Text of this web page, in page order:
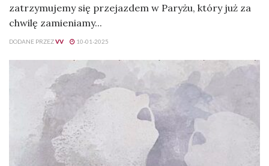
zatrzymujemy się przejazdem w Paryżu, który już za
chwilę zamieniamy...
DODANE PRZEZVV 10-01-2025